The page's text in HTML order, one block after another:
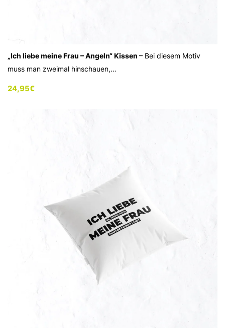
„Ich liebe meine Frau – Angeln“ Kissen – Bei diesem Motiv
muss man zweimal hinschauen,…
24,95€